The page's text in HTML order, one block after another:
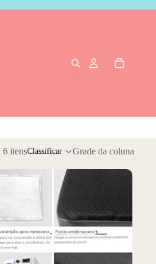
6 itensClassificar Grade da coluna